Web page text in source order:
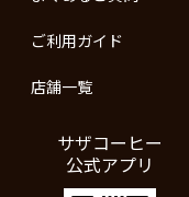
ご利用ガイド
店舗一覧
サザコーヒー
公式アプリ